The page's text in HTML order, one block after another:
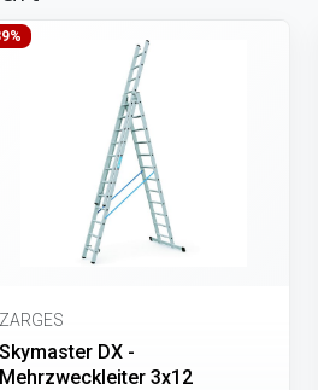
ZARGES
Skymaster DX -
Mehrzweckleiter 3x12